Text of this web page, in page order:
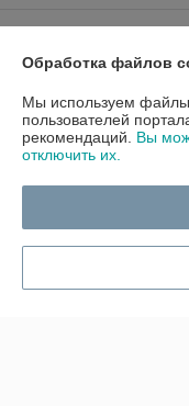
Индивидуальный
Михайловна
Пушкина 22а/5
Обработка файлов
Мы используем файлы
пользователей
рекомендаций. Вы
отключить их.